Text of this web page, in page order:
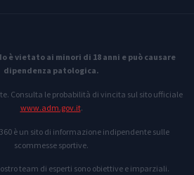
è vietato ai minori di 18 anni e può causare
dipendenza patologica.
Consulta le probabilità di vincita sul sito ufficiale
www.adm.gov.it.
è un sito di informazione indipendente sulle
scommesse sportive.
team di esperti sono obiettive e imparziali.